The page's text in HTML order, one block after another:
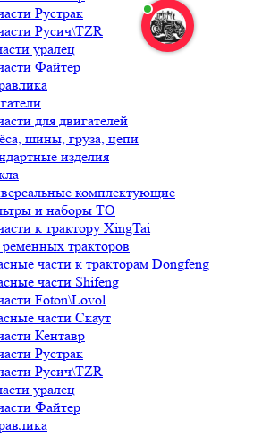
Рустрак
Русич\TZR
уралец
Файтер
для двигателей
шины, груза, цепи
изделия
комплектующие
и наборы ТО
к трактору XingTai
тракторов
части к тракторам Dongfeng
части Shifeng
Foton\Lovol
части Скаут
Кентавр
Рустрак
Русич\TZR
уралец
Файтер